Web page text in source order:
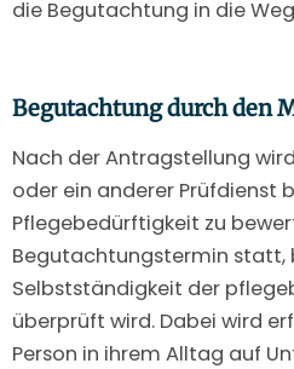
die Begutachtung in die
Begutachtung durch den
Nach der Antragstellung
oder ein anderer Prüfdienst
Pflegebedürftigkeit zu
Begutachtungstermin statt,
Selbstständigkeit der
überprüft wird. Dabei wird
Person in ihrem Alltag auf